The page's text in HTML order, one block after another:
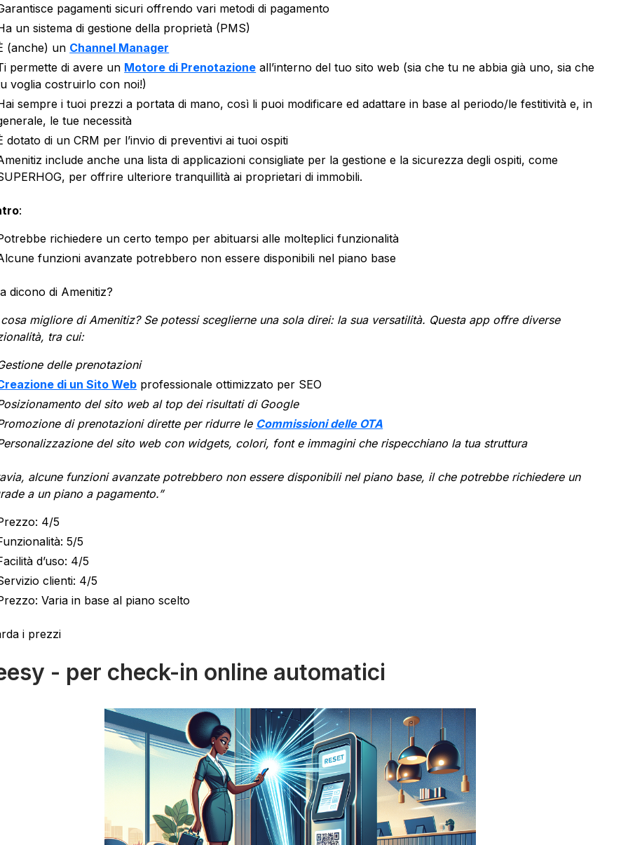
pagamenti sicuri offrendo vari metodi di pagamento
un sistema di gestione della proprietà (PMS)
(anche) un Channel Manager
permette di avere un Motore di Prenotazione all’interno del tuo sito web (sia che tu ne abbia già uno, sia che
voglia costruirlo con noi!)
sempre i tuoi prezzi a portata di mano, così li puoi modificare ed adattare in base al periodo/le festitività e, in
le tue necessità
dotato di un CRM per l’invio di preventivi ai tuoi ospiti
include anche una lista di applicazioni consigliate per la gestione e la sicurezza degli ospiti, come
per offrire ulteriore tranquillità ai proprietari di immobili.
:
richiedere un certo tempo per abituarsi alle molteplici funzionalità
funzioni avanzate potrebbero non essere disponibili nel piano base
dicono di Amenitiz?
cosa migliore di Amenitiz? Se potessi sceglierne una sola direi: la sua versatilità. Questa app offre diverse
tra cui:
delle prenotazioni
di un Sito Web professionale ottimizzato per SEO
del sito web al top dei risultati di Google
di prenotazioni dirette per ridurre le Commissioni delle OTA
del sito web con widgets, colori, font e immagini che rispecchiano la tua struttura
alcune funzioni avanzate potrebbero non essere disponibili nel piano base, il che potrebbe richiedere un
a un piano a pagamento.”
4/5
5/5
d’uso: 4/5
clienti: 4/5
Varia in base al piano scelto
i prezzi
- per check-in online automatici